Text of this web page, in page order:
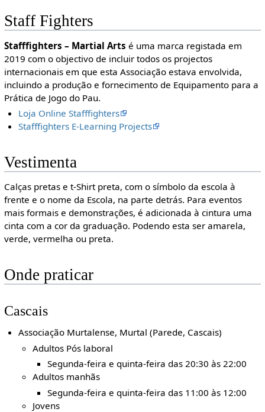
Staff Fighters
Stafffighters – Martial Arts é uma marca registada em
2019 com o objectivo de incluir todos os projectos
internacionais em que esta Associação estava envolvida,
incluindo a produção e fornecimento de Equipamento para a
Prática de Jogo do Pau.
Loja Online Stafffighters
Stafffighters E-Learning Projects
Vestimenta
Calças pretas e t-Shirt preta, com o símbolo da escola à
frente e o nome da Escola, na parte detrás. Para eventos
mais formais e demonstrações, é adicionada à cintura uma
cinta com a cor da graduação. Podendo esta ser amarela,
verde, vermelha ou preta.
Onde praticar
Cascais
Associação Murtalense, Murtal (Parede, Cascais)
Adultos Pós laboral
Segunda-feira e quinta-feira das 20:30 às 22:00
Adultos manhãs
Segunda-feira e quinta-feira das 11:00 às 12:00
Jovens